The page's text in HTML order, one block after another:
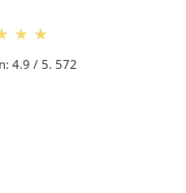
4.9 / 5. 572